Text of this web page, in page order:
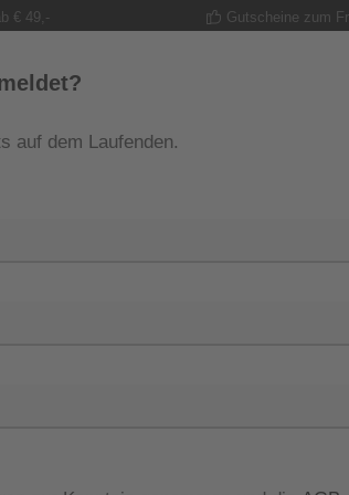
€ 49,- Gutscheine zum
auf dem Laufenden.